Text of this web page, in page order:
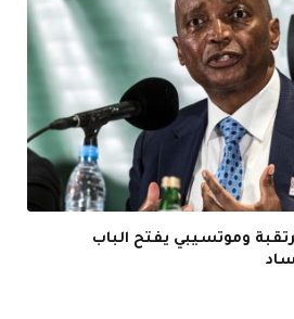
وموتسيبي يفتح الباب